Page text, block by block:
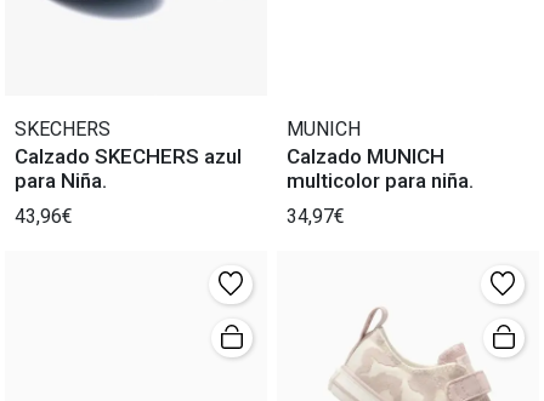
SKECHERS
Calzado SKECHERS azul
para Niña.
43,96€
MUNICH
Calzado MUNICH
multicolor para niña.
34,97€